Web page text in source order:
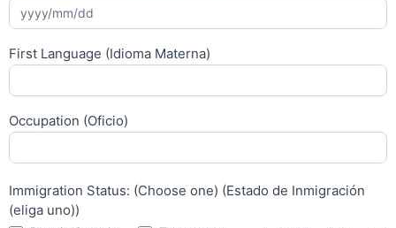
First Language (Idioma Materna)
Occupation (Oficio)
Immigration Status: (Choose one) (Estado de Inmigración
(eliga uno))